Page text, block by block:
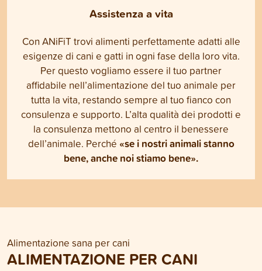
Assistenza a vita
Con ANiFiT trovi alimenti perfettamente adatti alle
esigenze di cani e gatti in ogni fase della loro vita.
Per questo vogliamo essere il tuo partner
affidabile nell’alimentazione del tuo animale per
tutta la vita, restando sempre al tuo fianco con
consulenza e supporto. L’alta qualità dei prodotti e
la consulenza mettono al centro il benessere
dell’animale. Perché «se i nostri animali stanno
bene, anche noi stiamo bene».
Alimentazione sana per cani
ALIMENTAZIONE PER CANI